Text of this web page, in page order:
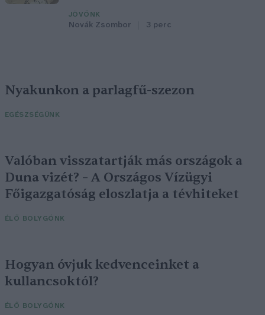
JÖVŐNK
Novák Zsombor 3 perc
Nyakunkon a parlagfű-szezon
EGÉSZSÉGÜNK
Valóban visszatartják más országok a
Duna vizét? – A Országos Vízügyi
Főigazgatóság eloszlatja a tévhiteket
ÉLŐ BOLYGÓNK
Hogyan óvjuk kedvenceinket a
kullancsoktól?
ÉLŐ BOLYGÓNK